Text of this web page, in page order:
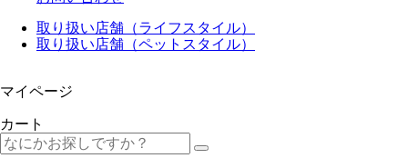
取り扱い店舗（ライフスタイル）
取り扱い店舗（ペットスタイル）
マイページ
カート